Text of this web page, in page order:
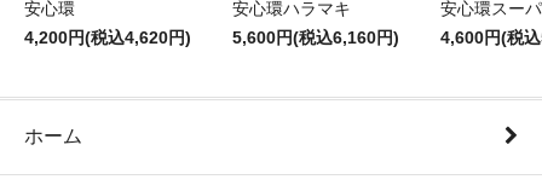
安心環
4,200円(税込4,620円)
安心環ハラマキ
5,600円(税込6,160円)
安心環スー
4,600円(税
ホーム